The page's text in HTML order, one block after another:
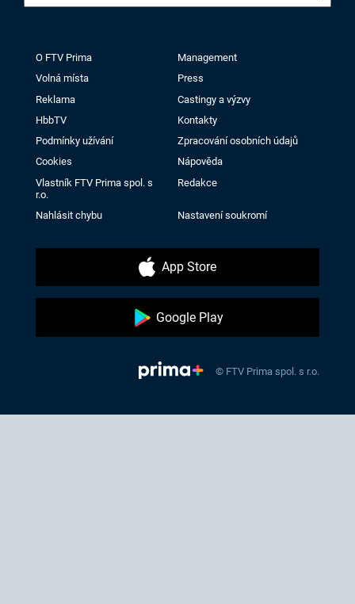
O FTV Prima
Management
Volná místa
Press
Reklama
Castingy a výzvy
HbbTV
Kontakty
Podmínky užívání
Zpracování osobních údajů
Cookies
Nápověda
Vlastník FTV Prima spol. s
r.o.
Redakce
Nahlásit chybu Nastavení soukromí
App Store
Google Play
© FTV Prima spol. s r.o.